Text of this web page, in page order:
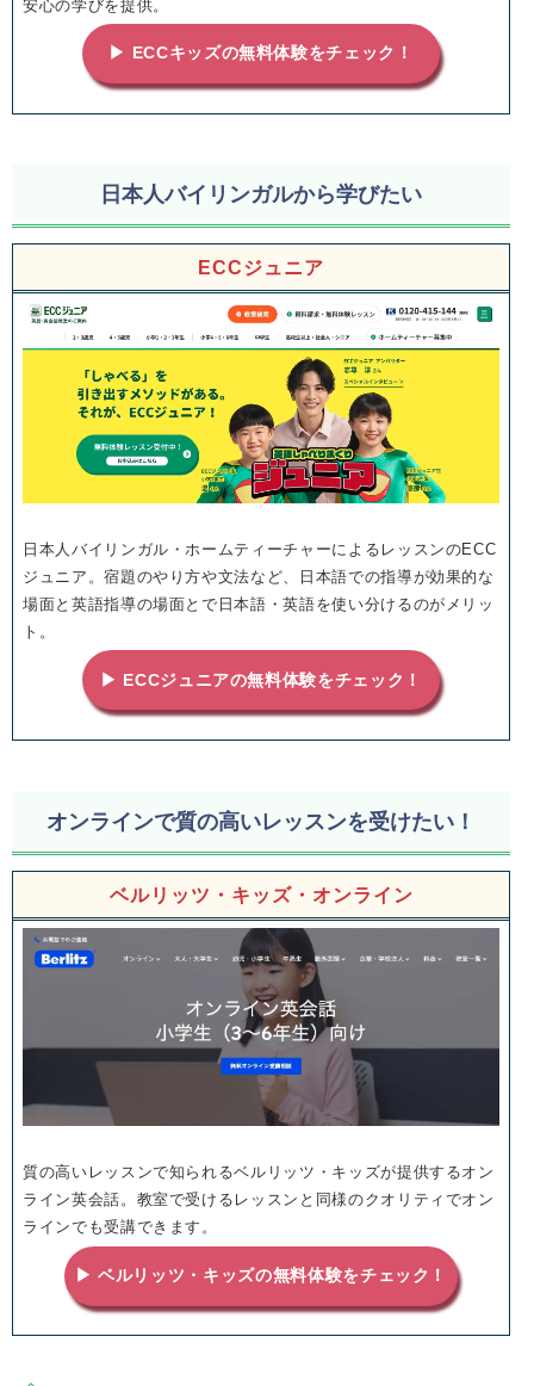
安心の学びを提供。
▶ ECCキッズの無料体験をチェック！
日本人バイリンガルから学びたい
ECCジュニア
日本人バイリンガル・ホームティーチャーによるレッスンのECC
ジュニア。宿題のやり方や文法など、日本語での指導が効果的な
場面と英語指導の場面とで日本語・英語を使い分けるのがメリッ
ト。
▶ ECCジュニアの無料体験をチェック！
オンラインで質の高いレッスンを受けたい！
ベルリッツ・キッズ・オンライン
質の高いレッスンで知られるベルリッツ・キッズが提供するオン
ライン英会話。教室で受けるレッスンと同様のクオリティでオン
ラインでも受講できます。
▶ ベルリッツ・キッズの無料体験をチェック！